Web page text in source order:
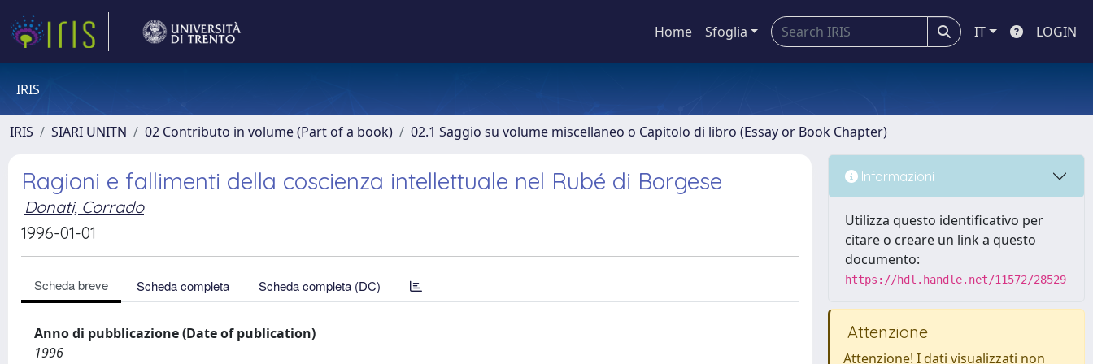
Home Sfoglia IT LOGIN
IRIS
IRIS SIARI UNITN 02 Contributo in volume (Part of a book) 02.1 Saggio su volume miscellaneo o Capitolo di libro (Essay or Book Chapter)
Ragioni e fallimenti della coscienza intellettuale nel Rubé di Borgese
Donati, Corrado
1996-01-01
Scheda breve Scheda completa Scheda completa (DC)
Anno di pubblicazione (Date of publication)
1996
Informazioni
Utilizza questo identificativo per
citare o creare un link a questo
documento:
https://hdl.handle.net/11572/28529
Attenzione
Attenzione! I dati visualizzati non